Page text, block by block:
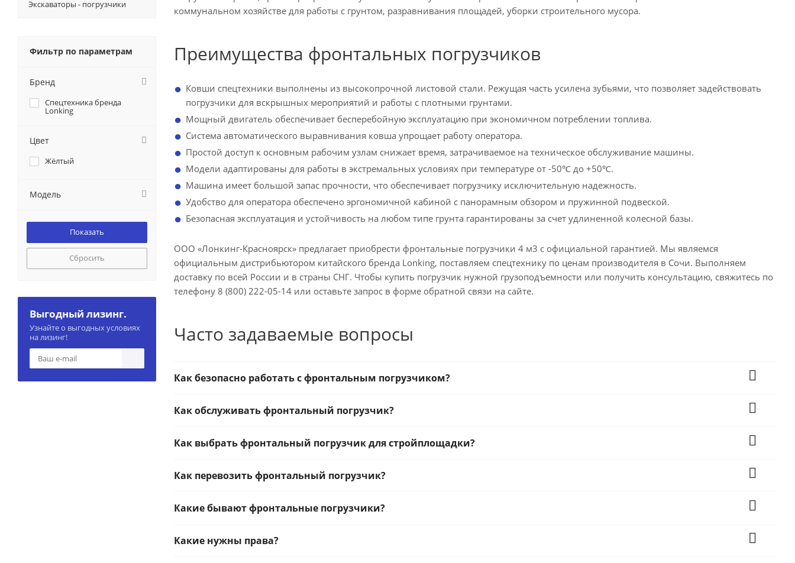
коммунальном хозяйстве для работы с грунтом, разравнивания площадей, уборки строительного мусора.
Преимущества фронтальных погрузчиков
Ковши спецтехники выполнены из высокопрочной листовой стали. Режущая часть усилена зубьями, что позволяет задействовать
погрузчики для вскрышных мероприятий и работы с плотными грунтами.
Мощный двигатель обеспечивает бесперебойную эксплуатацию при экономичном потреблении топлива.
Система автоматического выравнивания ковша упрощает работу оператора.
Простой доступ к основным рабочим узлам снижает время, затрачиваемое на техническое обслуживание машины.
Модели адаптированы для работы в экстремальных условиях при температуре от -50℃ до +50℃.
Машина имеет большой запас прочности, что обеспечивает погрузчику исключительную надежность.
Удобство для оператора обеспечено эргономичной кабиной с панорамным обзором и пружинной подвеской.
Безопасная эксплуатация и устойчивость на любом типе грунта гарантированы за счет удлиненной колесной базы.
ООО «Лонкинг-Красноярск» предлагает приобрести фронтальные погрузчики 4 м3 с официальной гарантией. Мы являемся
официальным дистрибьютором китайского бренда Lonking, поставляем спецтехнику по ценам производителя в Сочи. Выполняем
доставку по всей России и в страны СНГ. Чтобы купить погрузчик нужной грузоподъемности или получить консультацию, свяжитесь по
телефону 8 (800) 222-05-14 или оставьте запрос в форме обратной связи на сайте.
Часто задаваемые вопросы
Как безопасно работать с фронтальным погрузчиком?
Как обслуживать фронтальный погрузчик?
Как выбрать фронтальный погрузчик для стройплощадки?
Как перевозить фронтальный погрузчик?
Какие бывают фронтальные погрузчики?
Какие нужны права?
Экскаваторы - погрузчики
Фильтр по параметрам
Бренд
Спецтехника бренда
Lonking
Цвет
Жёлтый
Модель
Сбросить
Выгодный лизинг.
Узнайте о выгодных условиях
на лизинг!